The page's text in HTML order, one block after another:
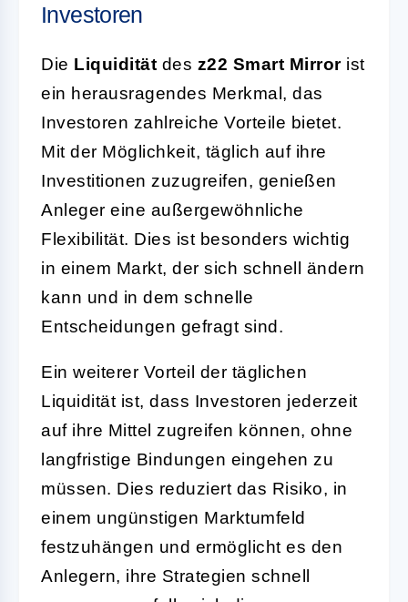
Investoren
Die Liquidität des z22 Smart Mirrorist
ein herausragendes Merkmal, das
Investoren zahlreiche Vorteile bietet.
Mit der Möglichkeit, täglich auf ihre
Investitionen zuzugreifen, genießen
Anleger eine außergewöhnliche
Flexibilität. Dies ist besonders wichtig
in einem Markt, der sich schnell ändern
kann und in dem schnelle
Entscheidungen gefragt sind.
Ein weiterer Vorteil der täglichen
Liquidität ist, dass Investoren jederzeit
auf ihre Mittel zugreifen können, ohne
langfristige Bindungen eingehen zu
müssen. Dies reduziert das Risiko, in
einem ungünstigen Marktumfeld
festzuhängen und ermöglicht es den
Anlegern, ihre Strategien schnell